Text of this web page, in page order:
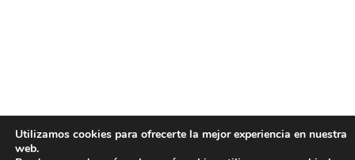
Utilizamos cookies para ofrecerte la mejor experiencia en nuestra
web.